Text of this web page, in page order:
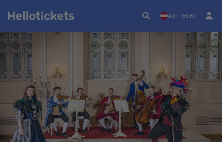
AUT (EUR)